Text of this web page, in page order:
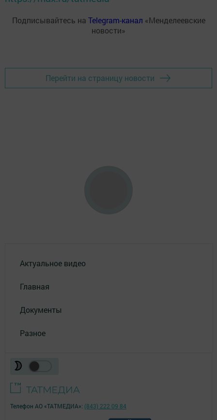
Подписывайтесь на Telegram-канал «Менделеевские
новости»
Перейти на страницу новости
Актуальное видео
Главная
Документы
Разное
Телефон АО «ТАТМЕДИА»: (843) 222 09 84